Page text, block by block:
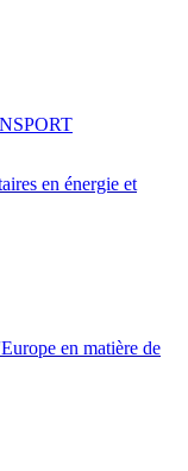
en énergie et
en matière de